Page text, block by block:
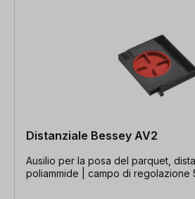
Distanziale Bessey AV2
Ausilio per la posa del parquet,
poliammide | campo di regolazione